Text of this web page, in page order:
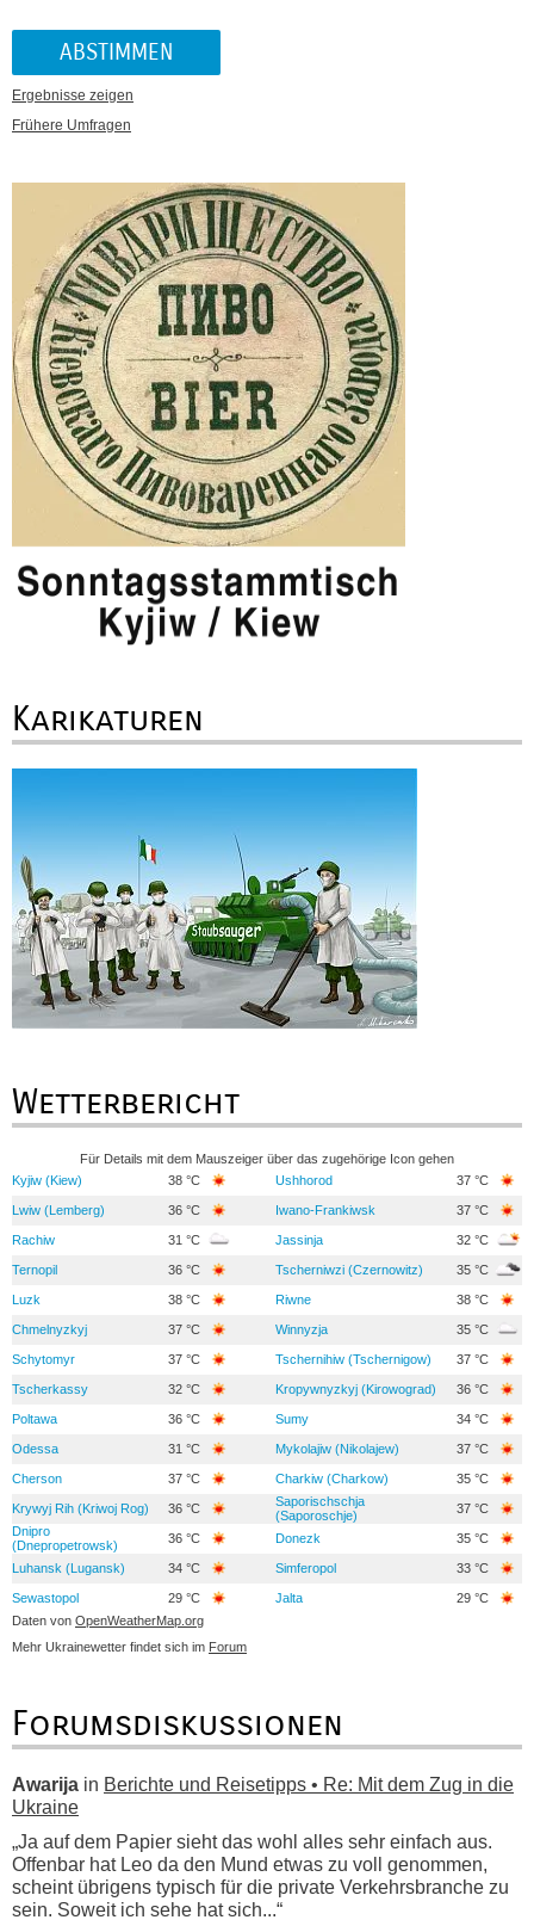
Ergebnisse zeigen
Frühere Umfragen
Karikaturen
Wetterbericht
Für Details mit dem Mauszeiger über das zugehörige Icon gehen
Kyjiw (Kiew)
38 °C Ushhorod 37 °C
Lwiw (Lemberg) 36 °C Iwano-Frankiwsk 37 °C
Rachiw 31 °C Jassinja 32 °C
Ternopil 36 °C Tscherniwzi (Czernowitz) 35 °C
Luzk 38 °C Riwne 38 °C
Chmelnyzkyj 37 °C Winnyzja 35 °C
Schytomyr 37 °C Tschernihiw (Tschernigow) 37 °C
Tscherkassy 32 °C Kropywnyzkyj (Kirowograd) 36 °C
Poltawa 36 °C Sumy 34 °C
Odessa 31 °C Mykolajiw (Nikolajew) 37 °C
Cherson 37 °C Charkiw (Charkow) 35 °C
Krywyj Rih (Kriwoj Rog) 36 °C
Saporischschja
(Saporoschje)
37 °C
Dnipro
(Dnepropetrowsk)
36 °C Donezk 35 °C
Luhansk (Lugansk) 34 °C Simferopol 33 °C
Sewastopol 29 °C Jalta
29 °C
Daten von OpenWeatherMap.org
Mehr Ukrainewetter findet sich im Forum
Forumsdiskussionen
Awarija in Berichte und Reisetipps • Re: Mit dem Zug in die
Ukraine
„Ja auf dem Papier sieht das wohl alles sehr einfach aus.
Offenbar hat Leo da den Mund etwas zu voll genommen,
scheint übrigens typisch für die private Verkehrsbranche zu
sein. Soweit ich sehe hat sich...“